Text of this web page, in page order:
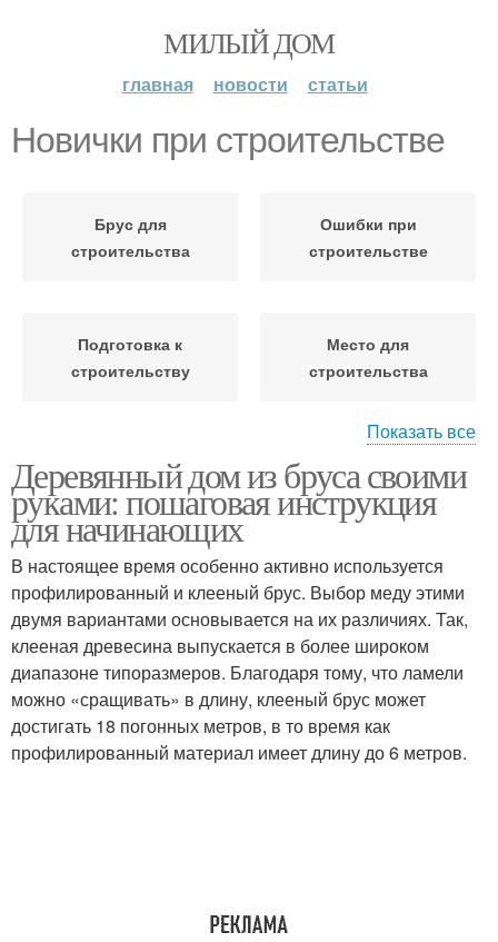
МИЛЫЙ ДОМ
главная новости статьи
Новички при строительстве
Брус для
строительства
Ошибки при
строительстве
Подготовка к
строительству
Место для
строительства
Места для
строительства
Показать все
Деревянный дом из бруса своими
руками: пошаговая инструкция
для начинающих
В настоящее время особенно активно используется
профилированный и клееный брус. Выбор меду этими
двумя вариантами основывается на их различиях. Так,
клееная древесина выпускается в более широком
диапазоне типоразмеров. Благодаря тому, что ламели
можно «сращивать» в длину, клееный брус может
достигать 18 погонных метров, в то время как
профилированный материал имеет длину до 6 метров.